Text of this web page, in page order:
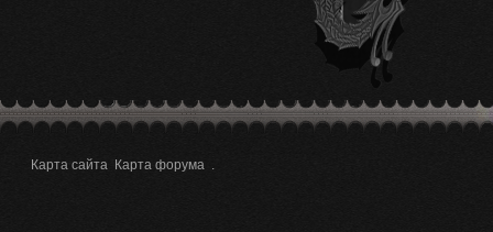
Карта сайта Карта форума